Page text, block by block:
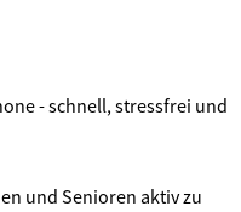
- schnell, stressfrei und
und Senioren aktiv zu